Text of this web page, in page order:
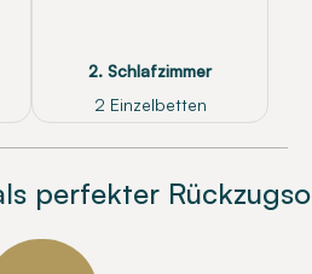
2. Schlafzimmer
2 Einzelbetten
perfekter